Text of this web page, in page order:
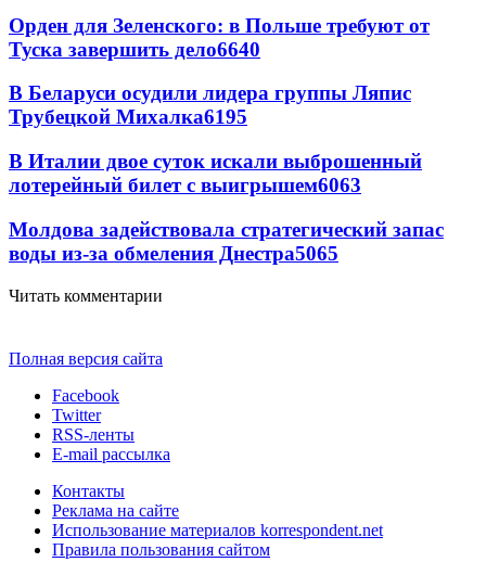
Орден для Зеленского: в Польше требуют от
Туска завершить дело6640
В Беларуси осудили лидера группы Ляпис
Трубецкой Михалка6195
В Италии двое суток искали выброшенный
лотерейный билет с выигрышем6063
Молдова задействовала стратегический запас
воды из-за обмеления Днестра5065
Читать комментарии
Полная версия сайта
Facebook
Twitter
RSS-ленты
E-mail рассылка
Контакты
Реклама на сайте
Использование материалов korrespondent.net
Правила пользования сайтом